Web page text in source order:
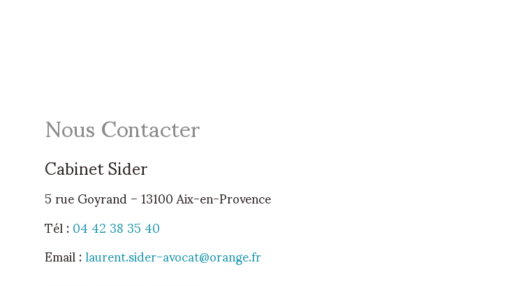
Nous Contacter
Cabinet Sider
5 rue Goyrand– 13100 Aix-en-Provence
Tél :04 42 38 35 40
Email :laurent.sider-avocat@orange.fr